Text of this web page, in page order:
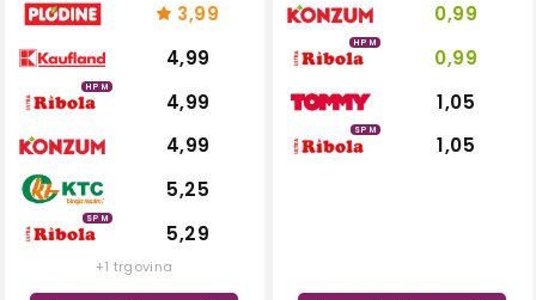
3,99
4,99
HPM
4,99
4,99
5,25
SPM
5,29
+1 trgovina
0,99
HPM
0,99
1,05
SPM
1,05